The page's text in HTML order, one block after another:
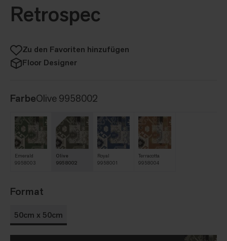
Retrospec
Zu den Favoriten hinzufügen
Floor Designer
FarbeOlive 9958002
Emerald
9958003
Olive
9958002
Royal
9958001
Terracotta
9958004
Format
50cm x 50cm